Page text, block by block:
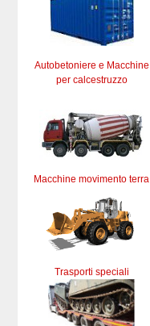
Autobetoniere e Macchine
per calcestruzzo
Macchine movimento terra
Trasporti speciali